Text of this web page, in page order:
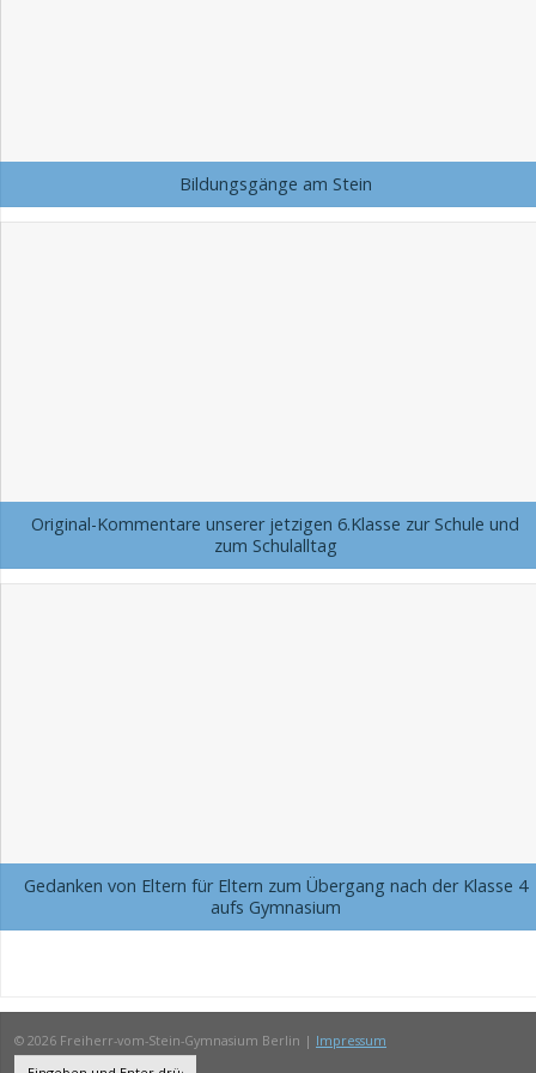
Bildungsgänge am Stein
Original-Kommentare unserer jetzigen 6.Klasse zur Schule und
zum Schulalltag
Gedanken von Eltern für Eltern zum Übergang nach der Klasse 4
aufs Gymnasium
© 2026 Freiherr-vom-Stein-Gymnasium Berlin | Impressum